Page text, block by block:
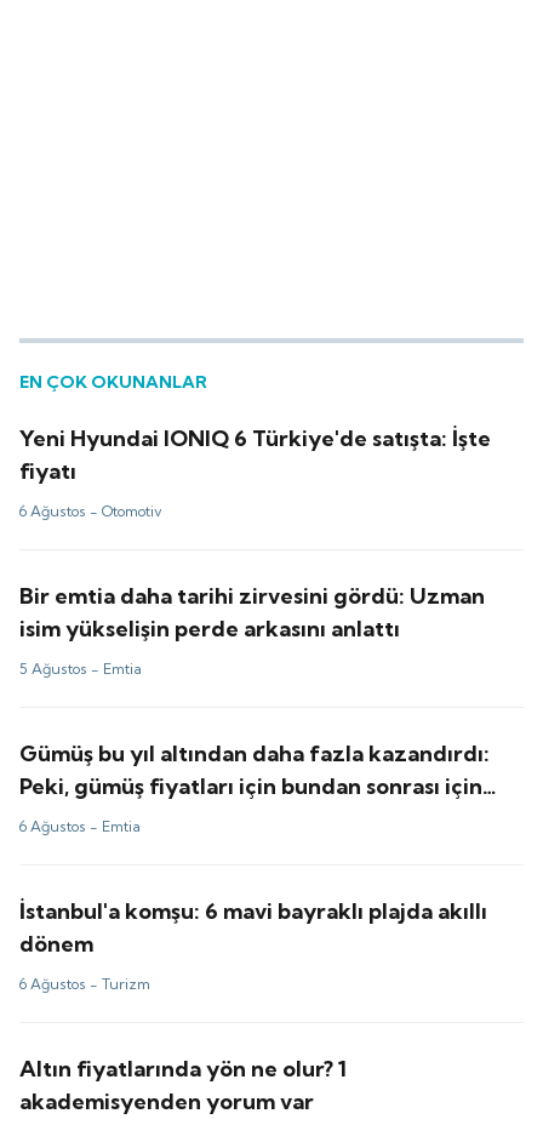
EN ÇOK OKUNANLAR
Yeni Hyundai IONIQ 6 Türkiye'de satışta: İşte
fiyatı
6 Ağustos -Otomotiv
Bir emtia daha tarihi zirvesini gördü: Uzman
isim yükselişin perde arkasını anlattı
5 Ağustos - Emtia
Gümüş bu yıl altından daha fazla kazandırdı:
Peki, gümüş fiyatları için bundan sonrası için
tahminler ne?
6 Ağustos - Emtia
İstanbul'a komşu: 6 mavi bayraklı plajda akıllı
dönem
6 Ağustos -Turizm
Altın fiyatlarında yön ne olur? 1
akademisyenden yorum var